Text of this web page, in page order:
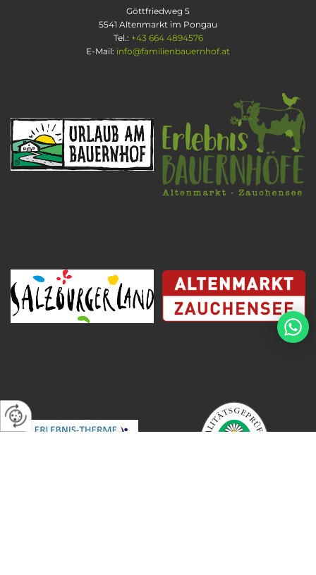
Göttfriedweg 5
5541 Altenmarkt im Pongau
Tel.: +43 664 4894576
E-Mail: info@familienbauernhof.at